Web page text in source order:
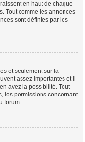
en haut de chaque
Tout comme les annonces
sont définies par les
et seulement sur la
assez importantes et il
avez la possibilité. Tout
les permissions concernant
forum.